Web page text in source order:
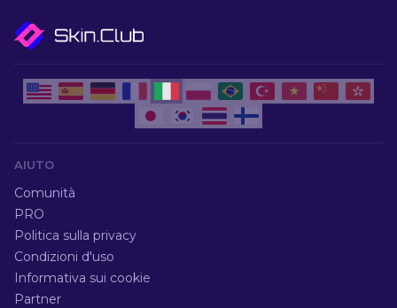
AIUTO
Comunità
PRO
Politica sulla privacy
Condizioni d'uso
Informativa sui cookie
Partner